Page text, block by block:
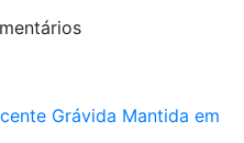
Grávida Mantida em